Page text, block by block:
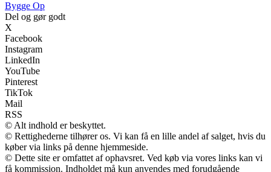
Bygge Op
Del og gør godt
X
Facebook
Instagram
LinkedIn
YouTube
Pinterest
TikTok
Mail
RSS
© Alt indhold er beskyttet.
© Rettighederne tilhører os. Vi kan få en lille andel af salget, hvis du
køber via links på denne hjemmeside.
© Dette site er omfattet af ophavsret. Ved køb via vores links kan vi
få kommission. Indholdet må kun anvendes med forudgående